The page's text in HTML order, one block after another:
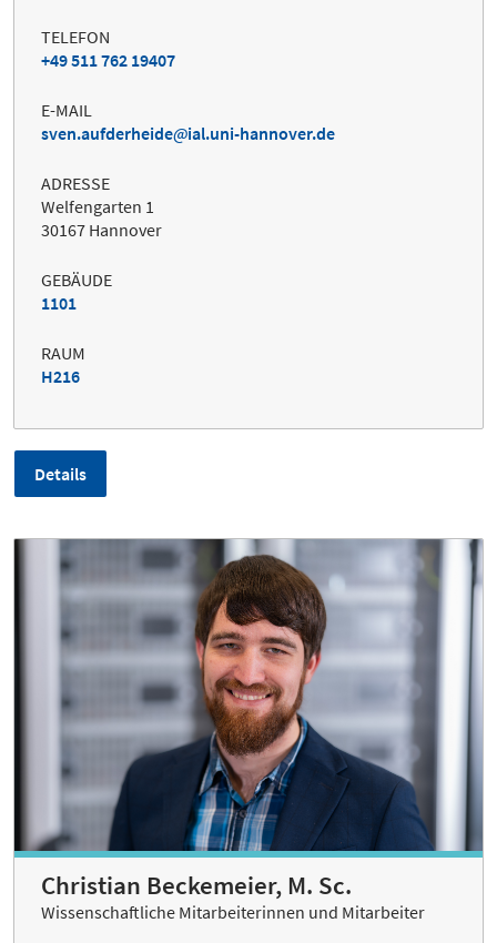
TELEFON
+49 511 762 19407
E-MAIL
sven.aufderheide
ial.uni-hannover.de
ADRESSE
Welfengarten 1
30167 Hannover
GEBÄUDE
1101
RAUM
H216
Details
Christian Beckemeier, M. Sc.
Wissenschaftliche Mitarbeiterinnen und Mitarbeiter